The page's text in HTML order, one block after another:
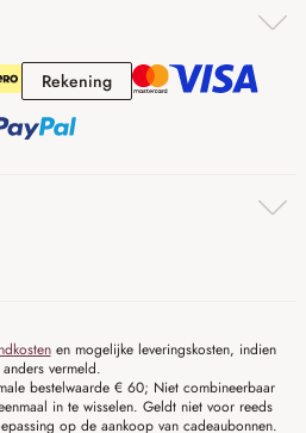
RekeningRekening
en mogelijke leveringskosten, indien
anders vermeld.
bestelwaarde € 60; Niet combineerbaar
in te wisselen. Geldt niet voor reeds
op de aankoop van cadeaubonnen.